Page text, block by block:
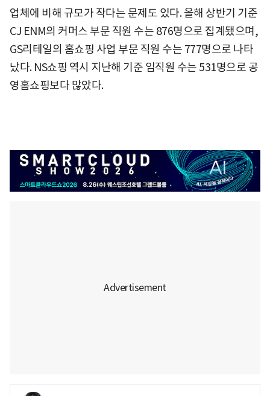
업체에 비해 규모가 작다는 문제도 있다. 올해 상반기 기준
CJ ENM의 커머스 부문 직원 수는 876명으로 집계됐으며,
GS리테일의 홈쇼핑 사업 부문 직원 수는 777명으로 나타
났다. NS쇼핑 역시 지난해 기준 임직원 수는 531명으로 공
영홈쇼핑보다 많았다.